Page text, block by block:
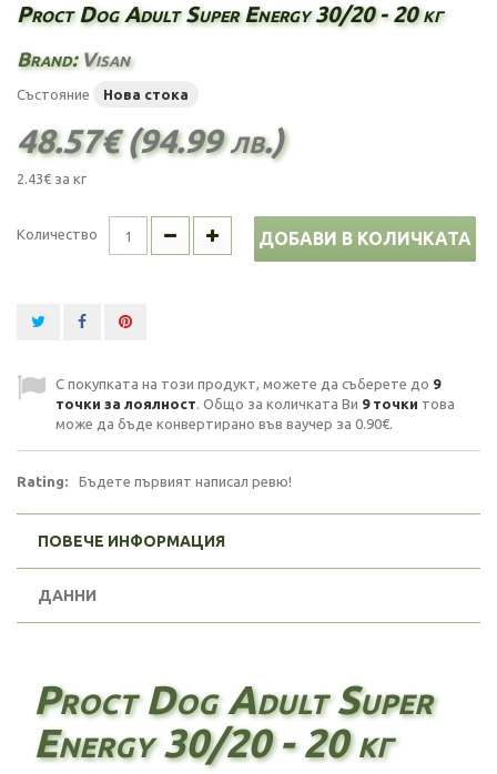
Proct Dog Adult Super Energy 30/20 - 20 кг
Brand: Visan
Състояние Нова стока
48.57€ (94.99 лв.)
2.43€ за кг
Количество ДОБАВИ В КОЛИЧКАТА
С покупката на този продукт, можете да съберете до 9
точки за лоялност. Общо за количката Ви 9точки това
може да бъде конвертирано във ваучер за 0.90€.
Rating: Бъдете първият написал ревю!
ПОВЕЧЕ ИНФОРМАЦИЯ
ДАННИ
Proct Dog Adult Super
Energy 30/20 - 20 кг